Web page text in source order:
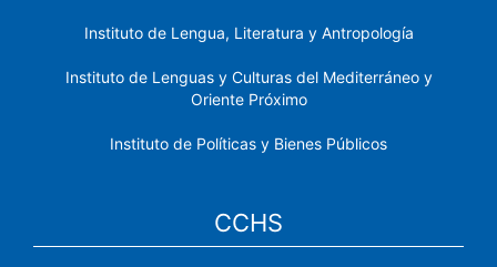
Instituto de Lengua, Literatura y Antropología
Instituto de Lenguas y Culturas del Mediterráneo y
Oriente Próximo
Instituto de Políticas y Bienes Públicos
CCHS